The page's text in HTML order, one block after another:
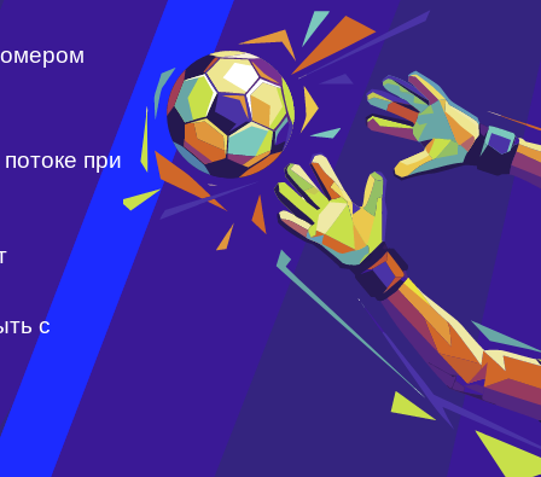
при